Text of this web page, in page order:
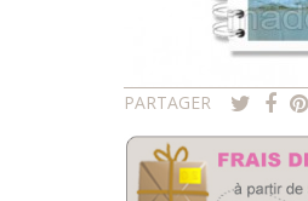
PARTAGER